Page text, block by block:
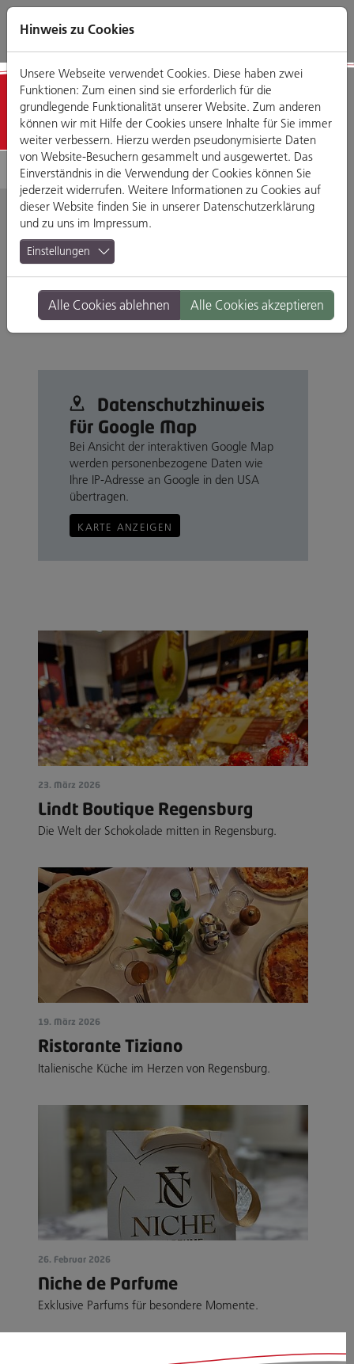
Direkt
zum
Zum
Hauptmenü
Zum
Footermenü
Zur
Website-
Detailansicht
Mirabelle
Drei-Mohren-Straße 11, 93047 Regensburg
Branche: Restaurants & Gasthäuser
Standort: Altstadt
Datenschutz­hinweis
für Google Map
Bei Ansicht der interaktiven Google Map
werden personenbezogene Daten wie
Ihre IP-Adresse an Google in den USA
übertragen.
KARTE ANZEIGEN
23. März 2026
Lindt Boutique Regensburg
Die Welt der Schokolade mitten in Regensburg.
19. März 2026
Ristorante Tiziano
Italienische Küche im Herzen von Regensburg.
26. Februar 2026
Niche de Parfume
Exklusive Parfums für besondere Momente.
Hinweis zu Cookies
Unsere Webseite verwendet Cookies. Diese haben zwei
Funktionen: Zum einen sind sie erforderlich für die
grundlegende Funktionalität unserer Website. Zum anderen
können wir mit Hilfe der Cookies unsere Inhalte für Sie immer
weiter verbessern. Hierzu werden pseudonymisierte Daten
von Website-Besuchern gesammelt und ausgewertet. Das
Einverständnis in die Verwendung der Cookies können Sie
jederzeit widerrufen. Weitere Informationen zu Cookies auf
dieser Website finden Sie in unserer Datenschutzerklärung
und zu uns im Impressum.
Einstellungen
Alle Cookies ablehnen Alle Cookies akzeptieren